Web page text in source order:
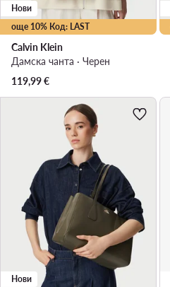
още 10% Код: LAST
Нови
Calvin Klein
Дамска чанта · Черен
119,99€
Нови